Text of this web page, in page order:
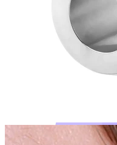
Bodymod Trend